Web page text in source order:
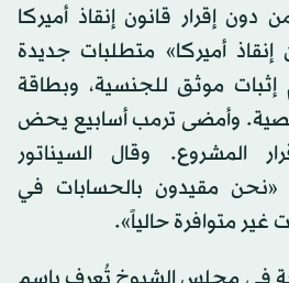
دون إقرار قانون إنقاذ أميركا
أميركا» متطلبات جديدة
إثبات موثق للجنسية، وبطاقة
وأمضى ترمب أسابيع يحض
المشروع. وقال السيناتور
مقيدون بالحسابات في
متوافرة حالياً».